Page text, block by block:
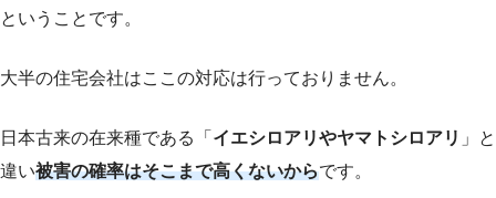
ということです。
大半の住宅会社はここの対応は行っておりません。
日本古来の在来種である「 イエシロアリやヤマトシロアリ 」と
違い被害の確率はそこまで高くないからです。